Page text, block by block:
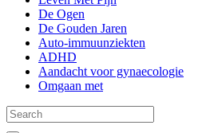
De Ogen
De Gouden Jaren
Auto-immuunziekten
ADHD
Aandacht voor gynaecologie
Omgaan met